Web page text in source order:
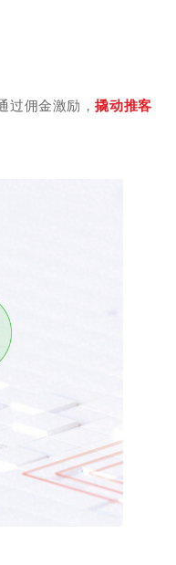
过佣金激励，撬动推客